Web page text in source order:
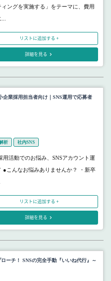
ングを実施する」をテーマに、費用
リストに追加する +
詳細を見る
企業採用担当者向け｜SNS運用で応募者
析 社内SNS
用活動でのお悩み、SNSアカウント運
●こんなお悩みありませんか？ ・新卒
リストに追加する +
詳細を見る
ーチ！ SNSの完全手動『いいね代行』～